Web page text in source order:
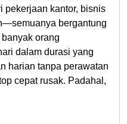
pekerjaan kantor, bisnis
bergantung
orang
dalam durasi yang
harian tanpa perawatan
cepat rusak. Padahal,